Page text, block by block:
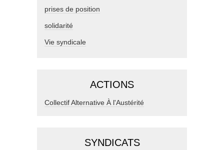
prises de position
solidarité
Vie syndicale
ACTIONS
Collectif Alternative À l'Austérité
SYNDICATS